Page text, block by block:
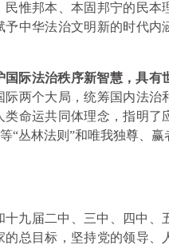
惟邦本、本固邦宁的民本
中华法治文明新的时代内
际法治秩序新智慧，具有
际两个大局，统筹国内法治
命运共同体理念，指明了
“丛林法则”和唯我独尊、
九届二中、三中、四中、
总目标，坚持党的领导、